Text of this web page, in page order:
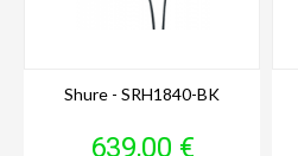
Shure - SRH1840-BK
Prix
639,00 €